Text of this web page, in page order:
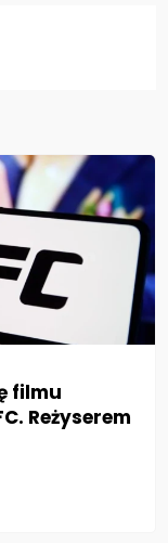
filmu
Reżyserem